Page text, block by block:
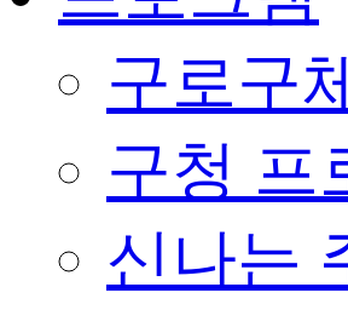
구로구
구청 프
신나는